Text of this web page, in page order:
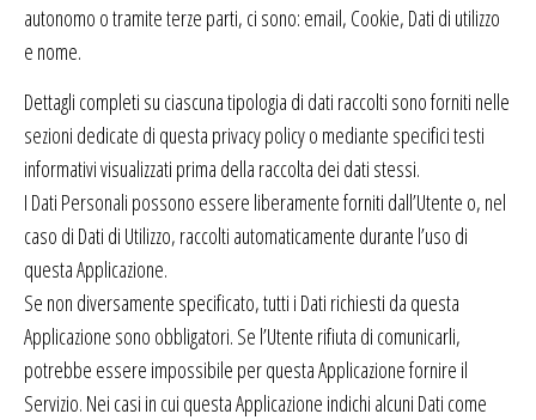
autonomo o tramite terze parti, ci sono: email, Cookie, Dati di utilizzo
e nome.
Dettagli completi su ciascuna tipologia di dati raccolti sono forniti nelle
sezioni dedicate di questa privacy policy o mediante specifici testi
informativi visualizzati prima della raccolta dei dati stessi.
I Dati Personali possono essere liberamente forniti dall’Utente o, nel
caso di Dati di Utilizzo, raccolti automaticamente durante l’uso di
questa Applicazione.
Se non diversamente specificato, tutti i Dati richiesti da questa
Applicazione sono obbligatori. Se l’Utente rifiuta di comunicarli,
potrebbe essere impossibile per questa Applicazione fornire il
Servizio. Nei casi in cui questa Applicazione indichi alcuni Dati come